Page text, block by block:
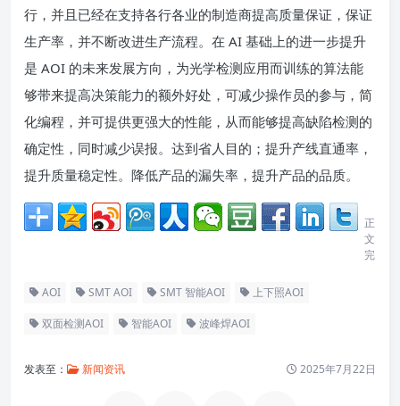
行，并且已经在支持各行各业的制造商提高质量保证，保证
生产率，并不断改进生产流程。在 AI 基础上的进一步提升
是 AOI 的未来发展方向，为光学检测应用而训练的算法能
够带来提高决策能力的额外好处，可减少操作员的参与，简
化编程，并可提供更强大的性能，从而能够提高缺陷检测的
确定性，同时减少误报。达到省人目的；提升产线直通率，
提升质量稳定性。降低产品的漏失率，提升产品的品质。
正
文
完
AOI SMT AOI SMT 智能AOI 上下照AOI
双面检测AOI 智能AOI 波峰焊AOI
发表至： 新闻资讯 2025年7月22日